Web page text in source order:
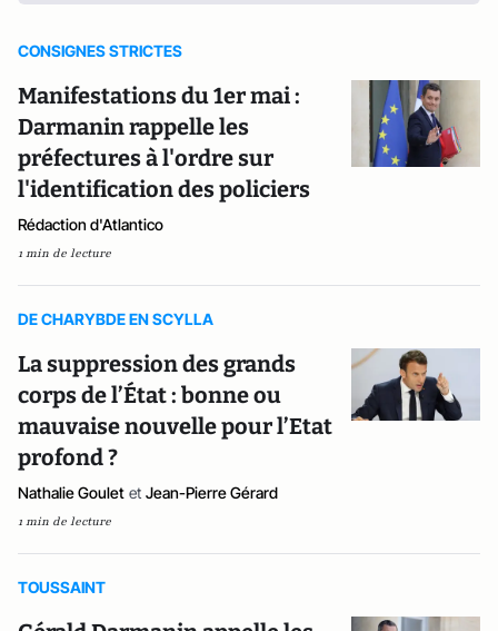
CONSIGNES STRICTES
Manifestations du 1er mai :
Darmanin rappelle les
préfectures à l'ordre sur
l'identification des policiers
Rédaction d'Atlantico
1 min de lecture
DE CHARYBDE EN SCYLLA
La suppression des grands
corps de l’État : bonne ou
mauvaise nouvelle pour l’Etat
profond ?
Nathalie Goulet et Jean-Pierre Gérard
1 min de lecture
TOUSSAINT